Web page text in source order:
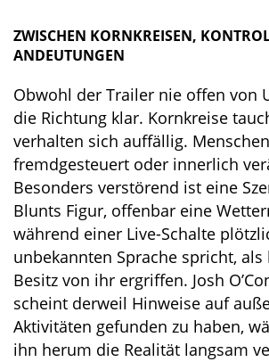
ZWISCHEN KORNKREISEN,
ANDEUTUNGEN
Obwohl der Trailer nie offen von
die Richtung klar. Kornkreise
verhalten sich auffällig.
fremdgesteuert oder innerlich
Besonders verstörend ist eine
Blunts Figur, offenbar eine
während einer Live-Schalte
unbekannten Sprache spricht, als
Besitz von ihr ergriffen. Josh
scheint derweil Hinweise auf
Aktivitäten gefunden zu haben,
ihn herum die Realität langsam